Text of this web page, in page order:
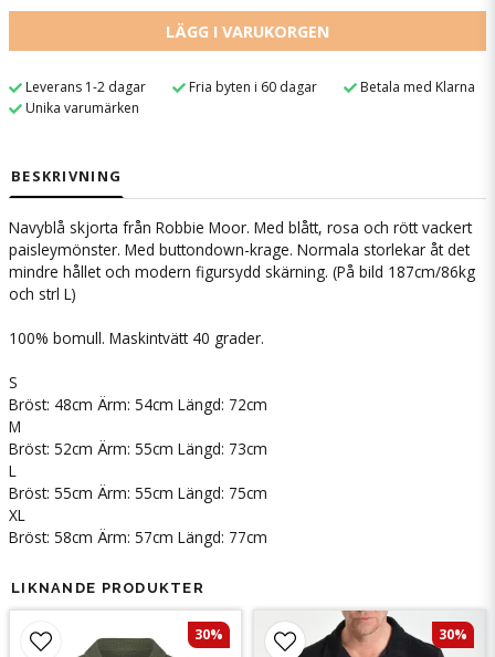
LÄGG I VARUKORGEN
Leverans 1-2 dagar Fria byten i 60 dagar
Betala med Klarna
Unika varumärken
BESKRIVNING
Navyblå skjorta från Robbie Moor. Med blått, rosa och rött vackert
paisleymönster. Med buttondown-krage. Normala storlekar åt det
mindre hållet och modern figursydd skärning. (På bild 187cm/86kg
och strl L)
100% bomull. Maskintvätt 40 grader.
S
Bröst: 48cm Ärm: 54cm Längd: 72cm
M
Bröst: 52cm Ärm: 55cm Längd: 73cm
L
Bröst: 55cm Ärm: 55cm Längd: 75cm
XL
Bröst: 58cm Ärm: 57cm Längd: 77cm
LIKNANDE PRODUKTER
30% 30%